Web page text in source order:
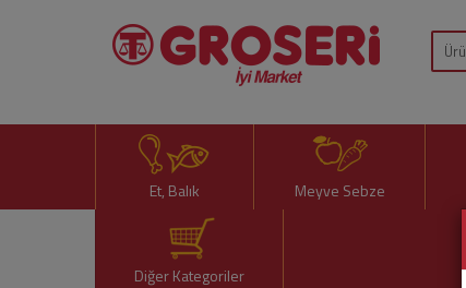
Et, Balık Meyve Sebze
Diğer Kategoriler